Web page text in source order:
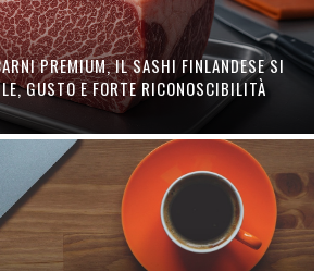
PREMIUM, IL SASHI FINLANDESE SI
GUSTO E FORTE RICONOSCIBILITÀ